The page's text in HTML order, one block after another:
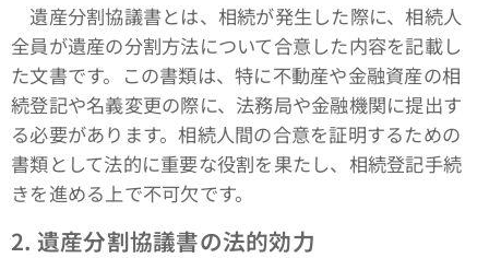
遺産分割協議書とは、相続が発生した際に、相続人
全員が遺産の分割方法について合意した内容を記載し
た文書です。この書類は、特に不動産や金融資産の相
続登記や名義変更の際に、法務局や金融機関に提出す
る必要があります。相続人間の合意を証明するための
書類として法的に重要な役割を果たし、相続登記手続
きを進める上で不可欠です。
2. 遺産分割協議書の法的効力